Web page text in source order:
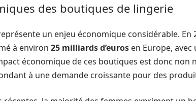
des boutiques de lingerie
un enjeu économique considérable. En
à environ 25 milliards d’euros en Europe,
économique de ces boutiques est donc non
à une demande croissante pour des